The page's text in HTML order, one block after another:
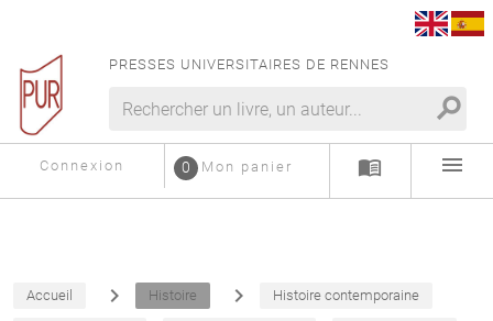
PRESSES UNIVERSITAIRES DE RENNES
search
Connexion Mon panier
0 menu_book menu
Accueil navigate_next Histoire navigate_next Histoire contemporaine